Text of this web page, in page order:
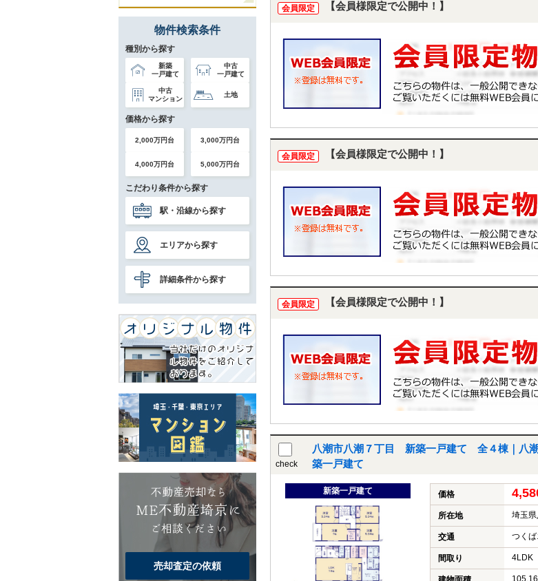
会員限定 【会員様限定で公開中！】
会員限定 【会員様限定で公開中！】
会員限定 【会員様限定で公開中！】
check
八潮市八潮７丁目 新築一戸建て 全４棟｜八
築一戸建て
新築一戸建て 価格
所在地 埼玉県
交通 つく
間取り 4LDK
物件検索条件
種別から探す
新築
一戸建て
中古
一戸建て
中古
マンション
土地
価格から探す
2,000万円台 3,000万円台
4,000万円台 5,000万円台
こだわり条件から探す
駅・沿線から探す
エリアから探す
詳細条件から探す
売却査定の依頼